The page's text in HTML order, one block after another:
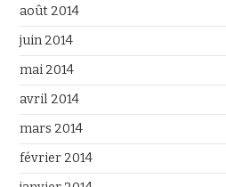
août 2014
juin 2014
mai 2014
avril 2014
mars 2014
février 2014